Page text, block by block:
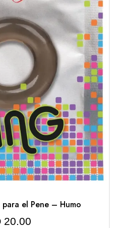
el Pene – Humo
20.00